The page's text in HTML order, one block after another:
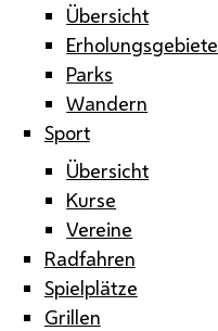
Übersicht
Erholungsgebiete
Parks
Wandern
Sport
Übersicht
Kurse
Vereine
Radfahren
Spielplätze
Grillen